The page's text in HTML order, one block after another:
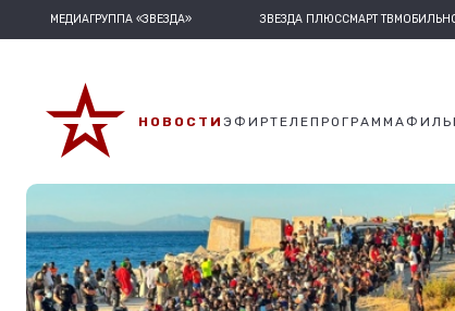
МЕДИАГРУППА «ЗВЕЗДА» ЗВЕЗДА ПЛЮССМАРТ ТВ
НОВОСТИ ЭФИРТЕЛЕПРОГРАММА